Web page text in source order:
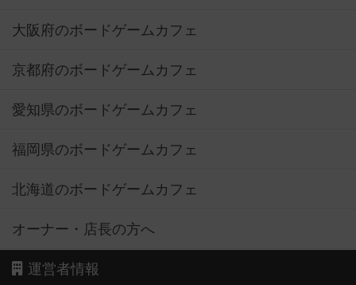
大阪府のボードゲームカフェ
京都府のボードゲームカフェ
愛知県のボードゲームカフェ
福岡県のボードゲームカフェ
北海道のボードゲームカフェ
オーナー・店長の方へ
運営者情報